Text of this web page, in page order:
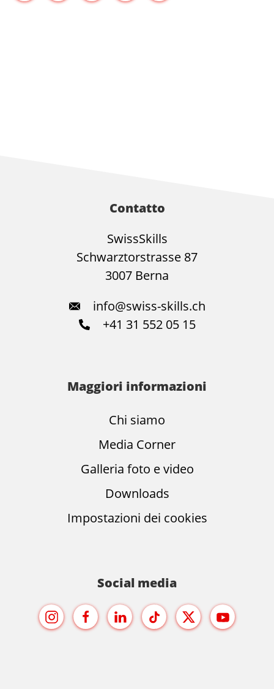
Contatto
SwissSkills
Schwarztorstrasse 87
3007 Berna
info@swiss-skills.ch
+41 31 552 05 15
Maggiori informazioni
Chi siamo
Media Corner
Galleria foto e video
Downloads
Impostazioni dei cookies
Social media